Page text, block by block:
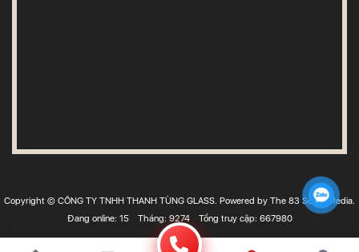
Copyright © CÔNG TY TNHH THANH TÙNG GLASS. Powered by The 83 Social Media.
Đang online: 15
Tháng: 9274 Tổng truy cập: 667980